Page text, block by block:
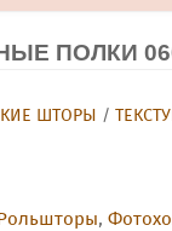
ПОЛКИ
ШТОРЫ /
Рольшторы,